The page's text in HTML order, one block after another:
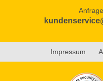
Impressum